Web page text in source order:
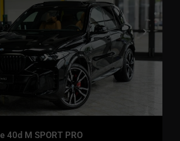
40d M SPORT PRO